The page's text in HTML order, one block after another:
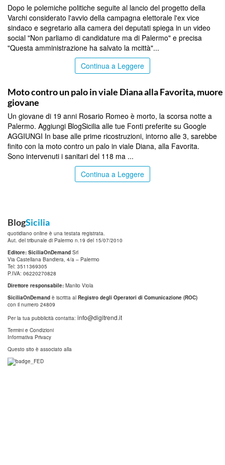
Dopo le polemiche politiche seguite al lancio del progetto della
Varchi considerato l'avvio della campagna elettorale l'ex vice
sindaco e segretario alla camera dei deputati spiega in un video
social "Non parliamo di candidature ma di Palermo" e precisa
"Questa amministrazione ha salvato la mcittà"...
Continua a Leggere
Moto contro un palo in viale Diana alla Favorita, muore
giovane
Un giovane di 19 anni Rosario Romeo è morto, la scorsa notte a
Palermo. Aggiungi BlogSicilia alle tue Fonti preferite su Google
AGGIUNGI In base alle prime ricostruzioni, intorno alle 3, sarebbe
finito con la moto contro un palo in viale Diana, alla Favorita.
Sono intervenuti i sanitari del 118 ma ...
Continua a Leggere
BlogSicilia
quotidiano online è una testata registrata.
Aut. del tribunale di Palermo n.19 del 15/07/2010
Editore: SiciliaOnDemand Srl
Via Castellana Bandiera, 4/a – Palermo
Tel: 3511369305
P.IVA: 06220270828
Direttore responsabile: Manlio Viola
SiciliaOnDemand è iscritta al Registro degli Operatori di Comunicazione (ROC)
con il numero 24809
Per la tua pubblicità contatta: info@digitrend.it
Termini e Condizioni
Informativa Privacy
Questo sito è associato alla